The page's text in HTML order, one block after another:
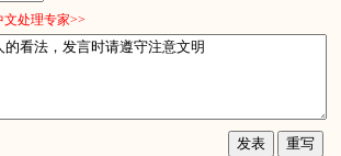
处理专家>>